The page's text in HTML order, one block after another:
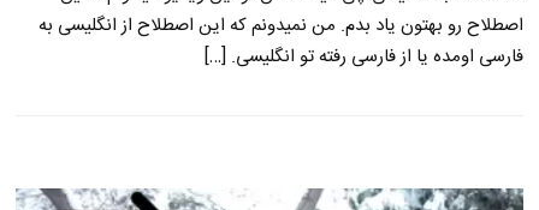
اصطلاح رو بهتون یاد بدم. من نمیدونم که این اصطلاح از انگلیسی به
فارسی اومده یا از فارسی رفته تو انگلیسی. […]